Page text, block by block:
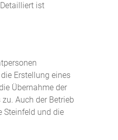
ist
Erstellung eines
Übernahme der
Auch der Betrieb
Steinfeld und die